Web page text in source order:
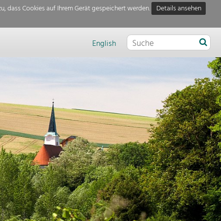
dass Cookies auf Ihrem Gerät gespeichert werden.
Details ansehen
English